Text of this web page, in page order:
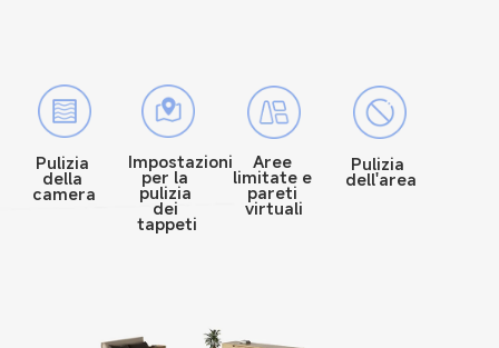
Pulizia
della
camera
Impostazioni
per la
pulizia
dei
tappeti
Aree
limitate e
pareti
virtuali
Pulizia
dell'area